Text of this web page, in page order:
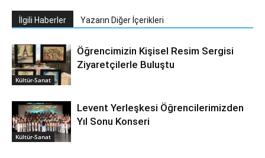
İlgili Haberler Yazarın Diğer İçerikleri
Kültür-Sanat
Öğrencimizin Kişisel Resim Sergisi
Ziyaretçilerle Buluştu
Kültür-Sanat
Levent Yerleşkesi Öğrencilerimizden
Yıl Sonu Konseri